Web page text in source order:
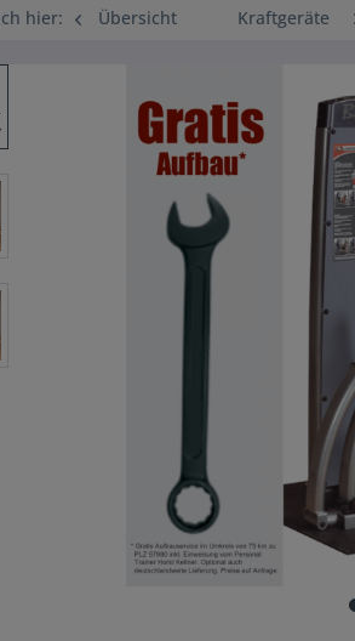
hier: Übersicht Kraftgeräte